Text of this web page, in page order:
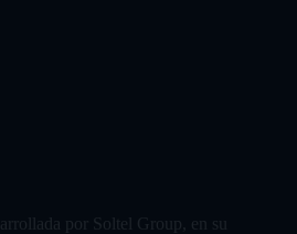
por Soltel Group, en su